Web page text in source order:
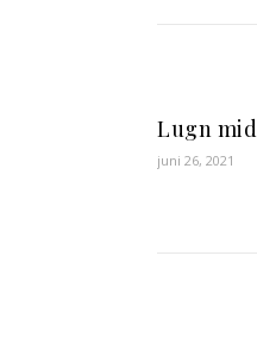
Lugn
juni 26, 2021